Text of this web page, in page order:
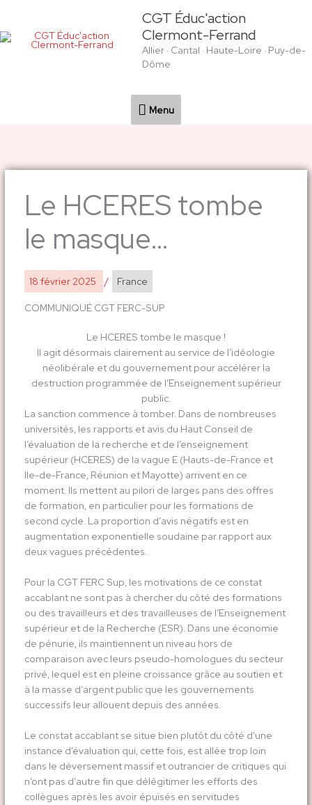
contenu
CGT Éduc'action
Clermont-Ferrand
Allier · Cantal · Haute-Loire · Puy-de-
Dôme
Menu
Menu
Le HCERES tombe
le masque…
18 février 2025 / France
COMMUNIQUÉ CGT FERC-SUP
Le HCERES tombe le masque !
Il agit désormais clairement au service de l’idéologie
néolibérale et du gouvernement pour accélérer la
destruction programmée de l’Enseignement supérieur
public.
La sanction commence à tomber. Dans de nombreuses
universités, les rapports et avis du Haut Conseil de
l’évaluation de la recherche et de l’enseignement
supérieur (HCERES) de la vague E (Hauts-de-France et
Ile-de-France, Réunion et Mayotte) arrivent en ce
moment. Ils mettent au pilori de larges pans des offres
de formation, en particulier pour les formations de
second cycle. La proportion d’avis négatifs est en
augmentation exponentielle soudaine par rapport aux
deux vagues précédentes.
Pour la CGT FERC Sup, les motivations de ce constat
accablant ne sont pas à chercher du côté des formations
ou des travailleurs et des travailleuses de l’Enseignement
supérieur et de la Recherche (ESR). Dans une économie
de pénurie, ils maintiennent un niveau hors de
comparaison avec leurs pseudo-homologues du secteur
privé, lequel est en pleine croissance grâce au soutien et
à la masse d’argent public que les gouvernements
successifs leur allouent depuis des années.
Le constat accablant se situe bien plutôt du côté d’une
instance d’évaluation qui, cette fois, est allée trop loin
dans le déversement massif et outrancier de critiques qui
n’ont pas d’autre fin que délégitimer les efforts des
collègues après les avoir épuisés en servitudes